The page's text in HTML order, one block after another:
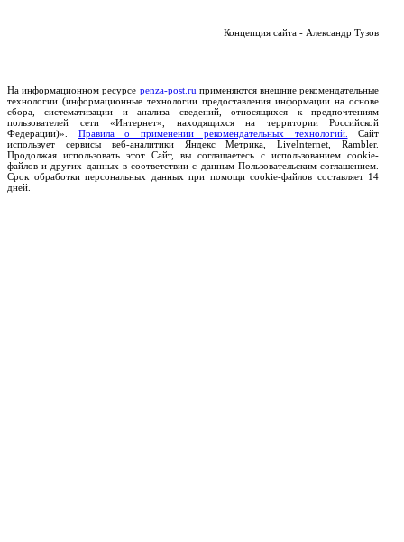
Концепция сайта - Александр Тузов
На информационном ресурсе penza-post.ru применяются внешние рекомендательные
технологии (информационные технологии предоставления информации на основе
сбора, систематизации и анализа сведений, относящихся к предпочтениям
пользователей сети «Интернет», находящихся на территории Российской
Федерации)». Правила о применении рекомендательных технологий.
Сайт
использует сервисы веб-аналитики Яндекс Метрика, LiveInternet, Rambler.
Продолжая использовать этот Сайт, вы соглашаетесь с использованием cookie-
файлов и других данных в соответствии с данным Пользовательским соглашением.
Срок обработки персональных данных при помощи cookie-файлов составляет 14
дней.